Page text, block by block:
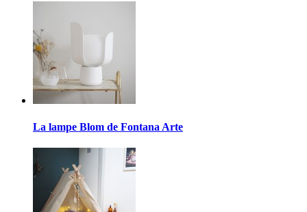
La lampe Blom de Fontana Arte